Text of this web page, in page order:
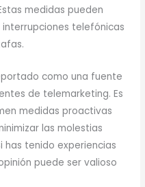
medidas pueden
telefónicas
como una fuente
de telemarketing. Es
medidas proactivas
las molestias
has tenido experiencias
puede ser valioso